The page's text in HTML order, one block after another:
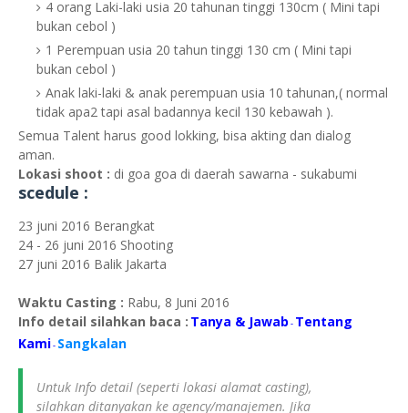
4 orang Laki-laki usia 20 tahunan tinggi 130cm ( Mini tapi
bukan cebol )
1 Perempuan usia 20 tahun tinggi 130 cm ( Mini tapi
bukan cebol )
Anak laki-laki & anak perempuan usia 10 tahunan,( normal
tidak apa2 tapi asal badannya kecil 130 kebawah ).
Semua Talent harus good lokking, bisa akting dan dialog
aman.
Lokasi shoot : di goa goa di daerah sawarna - sukabumi
scedule :
23 juni 2016 Berangkat
24 - 26 juni 2016 Shooting
27 juni 2016 Balik Jakarta
Waktu Casting : Rabu, 8 Juni 2016
Info detail silahkan baca : Tanya & Jawab - Tentang
Kami - Sangkalan
Untuk Info detail (seperti lokasi alamat casting),
silahkan ditanyakan ke agency/manajemen. Jika